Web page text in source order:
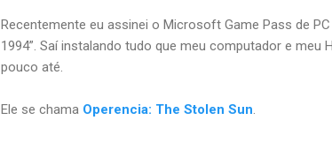
Recentemente eu assinei o Microsoft Game Pass de
1994”. Saí instalando tudo que meu computador e meu
pouco até.
Ele se chama Operencia: The Stolen Sun.